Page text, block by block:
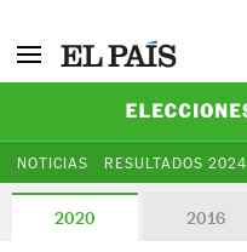
NOTICIAS RESULTADOS 2024
2020 2016